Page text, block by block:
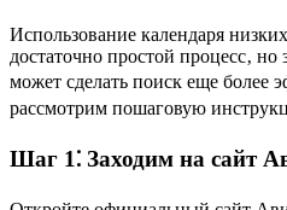
Использование календаря
достаточно простой процесс‚
может сделать поиск еще более
рассмотрим пошаговую
Шаг 1⁚ Заходим на сайт